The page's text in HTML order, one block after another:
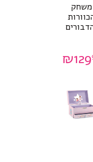
משחק
₪129